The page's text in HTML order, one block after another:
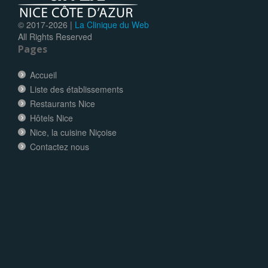
© 2017-2026 | La Clinique du Web
All Rights Reserved
Pages
Accueil
Liste des établissements
Restaurants Nice
Hôtels Nice
Nice, la cuisine Niçoise
Contactez nous